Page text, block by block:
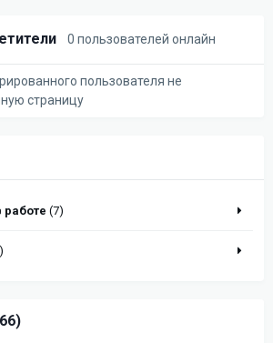
0 пользователей онлайн
пользователя не
страницу
(7)